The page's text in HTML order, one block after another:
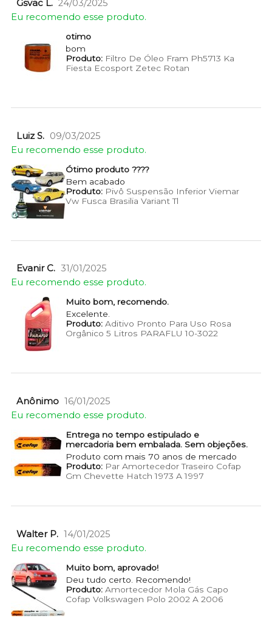
Gsvac L. 24/03/2025
Eu recomendo esse produto.
otimo
bom
Produto:Filtro De Óleo Fram Ph5713 Ka
Fiesta Ecosport Zetec Rotan
Luiz S. 09/03/2025
Eu recomendo esse produto.
Ótimo produto ????
Bem acabado
Produto:Pivô Suspensão Inferior Viemar
Vw Fusca Brasilia Variant Tl
Evanir C. 31/01/2025
Eu recomendo esse produto.
Muito bom, recomendo.
Excelente.
Produto:Aditivo Pronto Para Uso Rosa
Orgânico 5 Litros PARAFLU 10-3022
Anônimo 16/01/2025
Eu recomendo esse produto.
Entrega no tempo estipulado e
mercadoria bem embalada. Sem objeções.
Produto com mais 70 anos de mercado
Produto:Par Amortecedor Traseiro Cofap
Gm Chevette Hatch 1973 A 1997
Walter P. 14/01/2025
Eu recomendo esse produto.
Muito bom, aprovado!
Deu tudo certo. Recomendo!
Produto:Amortecedor Mola Gás Capo
Cofap Volkswagen Polo 2002 A 2006